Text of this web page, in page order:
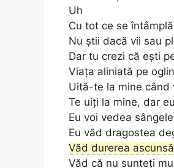
Uh
Cu tot ce se
Nu știi dacă vii sau
Dar tu crezi că ești
Viața aliniată pe
Uită-te la mine când
Te uiți la mine, dar
Eu voi vedea
Eu văd dragostea
Văd durerea
Văd că nu sunteți